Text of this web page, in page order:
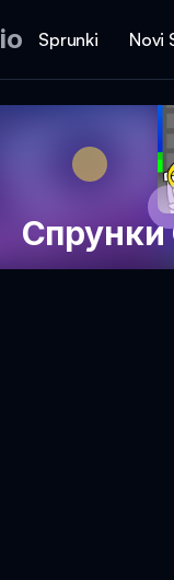
io Sprunki Novi
Спрунки